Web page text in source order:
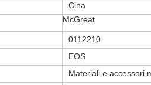
Cina
McGreat
0112210
EOS
Materiali e accessori